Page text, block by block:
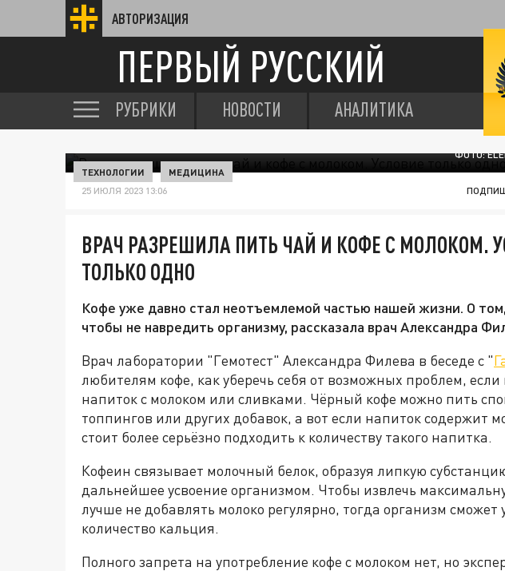
АВТОРИЗАЦИЯ
ПЕРВЫЙ РУССКИЙ
РУБРИКИ НОВОСТИ АНАЛИТИКА
ФОТО:
ТЕХНОЛОГИИ МЕДИЦИНА
25 ИЮЛЯ 2023 13:06
ВРАЧ РАЗРЕШИЛА ПИТЬ ЧАЙ И КОФЕ С МОЛОКОМ.
ТОЛЬКО ОДНО
Кофе уже давно стал неотъемлемой частью нашей жизни. О
чтобы не навредить организму, рассказала врач Александра
Врач лаборатории "Гемотест" Александра Филева в беседе с "
любителям кофе, как уберечь себя от возможных проблем,
напиток с молоком или сливками. Чёрный кофе можно пить
топпингов или других добавок, а вот если напиток содержит
стоит более серьёзно подходить к количеству такого напитка.
Кофеин связывает молочный белок, образуя липкую
дальнейшее усвоение организмом. Чтобы извлечь
лучше не добавлять молоко регулярно, тогда организм сможет
количество кальция.
Полного запрета на употребление кофе с молоком нет, но